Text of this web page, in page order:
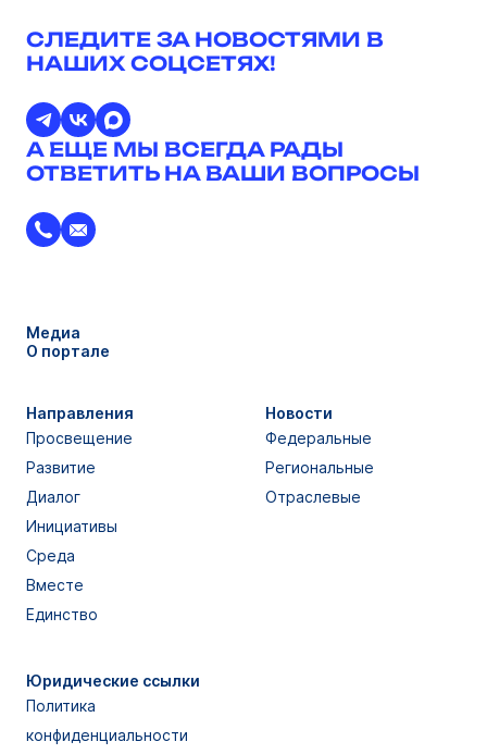
СЛЕДИТЕ ЗА НОВОСТЯМИ В
НАШИХ СОЦСЕТЯХ!
А ЕЩЕ МЫ ВСЕГДА РАДЫ
ОТВЕТИТЬ НА ВАШИ ВОПРОСЫ
Медиа
О портале
Направления
Просвещение
Развитие
Диалог
Инициативы
Среда
Вместе
Единство
Новости
Федеральные
Региональные
Отраслевые
Юридические ссылки
Политика
конфиденциальности